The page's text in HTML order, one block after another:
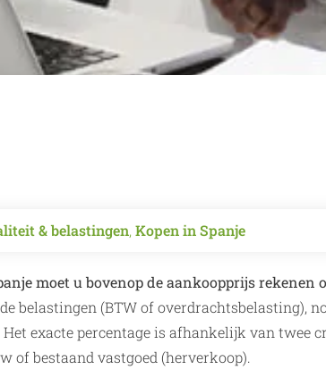
& belastingen, Kopen in Spanje
moet u bovenop de aankoopprijs rekenen
belastingen (BTW of overdrachtsbelasting),
exacte percentage is afhankelijk van twee
of bestaand vastgoed (herverkoop).